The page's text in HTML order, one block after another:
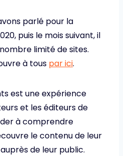
parlé pour la
puis le mois suivant, il
limité de sites.
à tous par ici.
est une expérience
et les éditeurs de
à comprendre
le contenu de leur
de leur public.